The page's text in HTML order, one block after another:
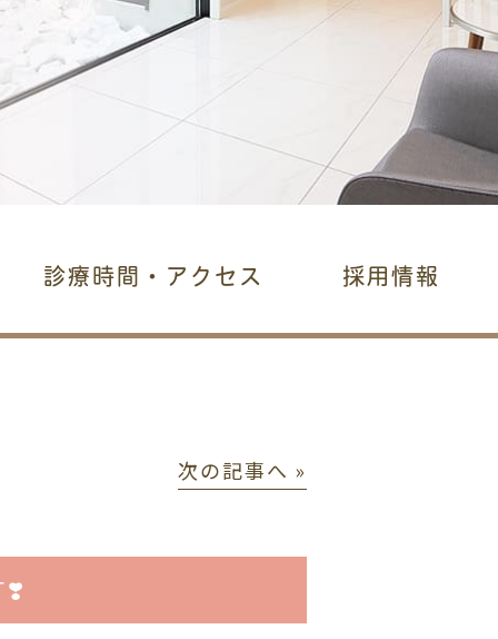
診療時間・アクセス 採用情報
次の記事へ »
❣️